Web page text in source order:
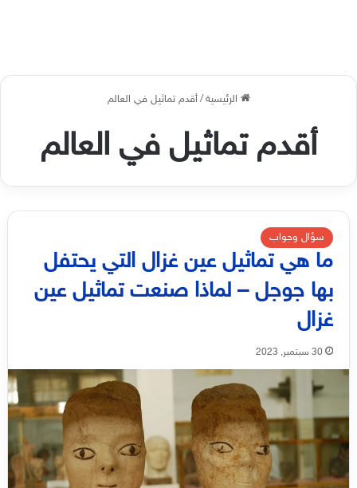
الرئيسية / أقدم تماثيل في العالم
أقدم تماثيل في العالم
سؤال وجواب
ما هي تماثيل عين غزال التي يحتفل
بها جوجل – لماذا صنعت تماثيل عين
غزال
30 سبتمبر, 2023